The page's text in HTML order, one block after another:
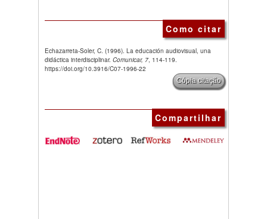
Como citar
Echazarreta-Soler, C. (1996). La educación audiovisual, una
didáctica interdisciplinar. Comunicar, 7, 114-119.
https://doi.org/10.3916/C07-1996-22
Cópia citação
Compartilhar